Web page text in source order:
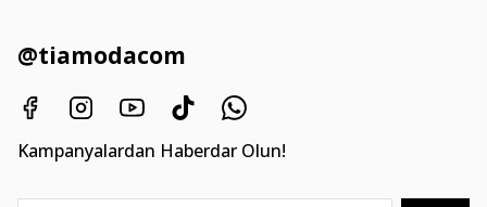
@tiamodacom
Kampanyalardan Haberdar Olun!